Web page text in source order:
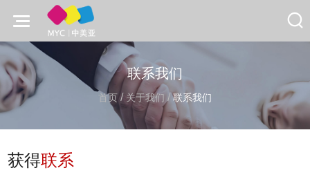
联系我们
首页/ 关于我们 /联系我们
获得联系